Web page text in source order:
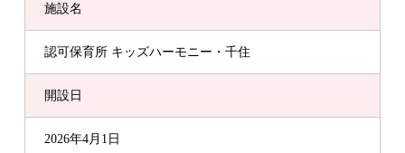
施設名
認可保育所 キッズハーモニー・千住
開設日
2026年4月1日